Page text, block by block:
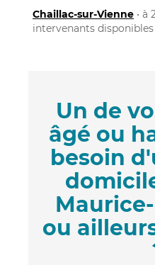
Chaillac-sur-Vienne • à
intervenants disponibles
Un de
âgé ou
besoin
ou